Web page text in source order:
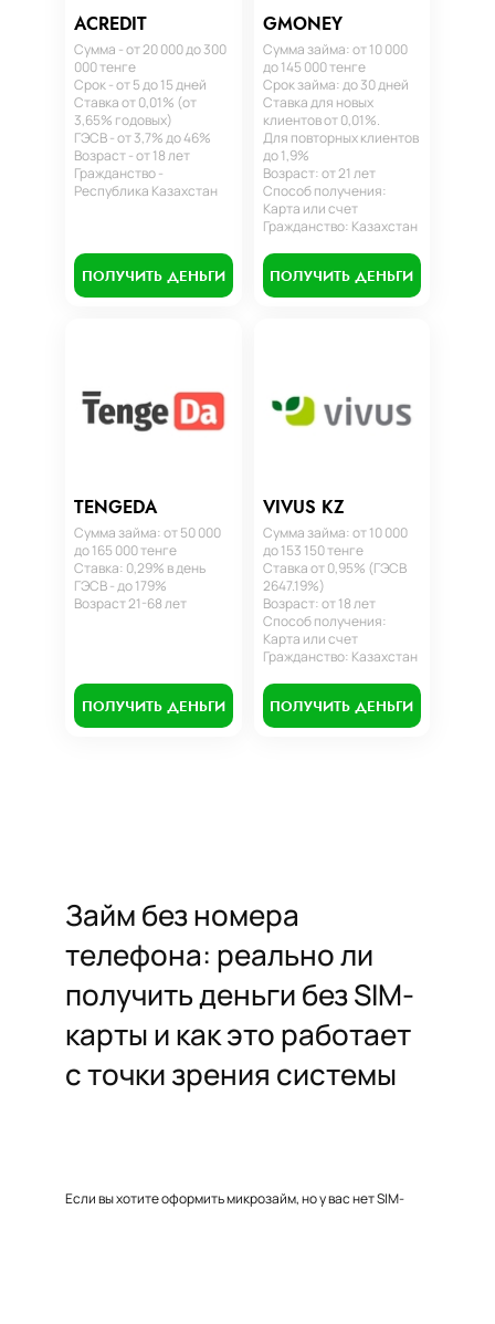
ACREDIT
Сумма - от 20 000 до 300
000 тенге
Срок - от 5 до 15 дней
Ставка от 0,01% (от
3,65% годовых)
ГЭСВ - от 3,7% до 46%
Возраст - от 18 лет
Гражданство -
Республика Казахстан
ПОЛУЧИТЬ ДЕНЬГИ
GMONEY
Сумма займа: от 10 000
до 145 000 тенге
Срок займа: до 30 дней
Ставка для новых
клиентов от 0,01%.
Для повторных клиентов
до 1,9%
Возраст: от 21 лет
Способ получения:
Карта или счет
Гражданство: Казахстан
ПОЛУЧИТЬ ДЕНЬГИ
TENGEDA
Сумма займа: от 50 000
до 165 000 тенге
Ставка: 0,29% в день
ГЭСВ - до 179%
Возраст 21-68 лет
ПОЛУЧИТЬ ДЕНЬГИ
VIVUS KZ
Сумма займа: от 10 000
до 153 150 тенге
Ставка от 0,95% (ГЭСВ
2647.19%)
Возраст: от 18 лет
Способ получения:
Карта или счет
Гражданство: Казахстан
ПОЛУЧИТЬ ДЕНЬГИ
Займ без номера
телефона: реально ли
получить деньги без SIM-
карты и как это работает
с точки зрения системы
Если вы хотите оформить микрозайм, но у вас нет SIM-